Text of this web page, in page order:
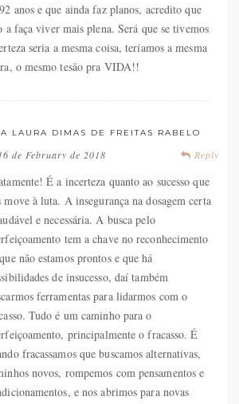
anos e que ainda faz planos, acredito que
a faça viver mais plena. Será que se tivemos
seria a mesma coisa, teríamos a mesma
o mesmo tesão pra VIDA!!
LAURA DIMAS DE FREITAS RABELO
Reply
16 de February de 2018
É a incerteza quanto ao sucesso que
move à luta. A insegurança na dosagem certa
e necessária. A busca pelo
tem a chave no reconhecimento
não estamos prontos e que há
de insucesso, daí também
ferramentas para lidarmos com o
Tudo é um caminho para o
principalmente o fracasso. É
fracassamos que buscamos alternativas,
novos, rompemos com pensamentos e
e nos abrimos para novas